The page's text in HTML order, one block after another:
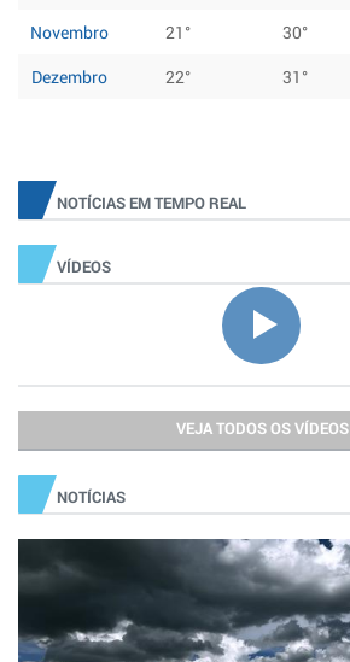
Novembro
21° 30°
Dezembro
22° 31°
NOTÍCIAS EM TEMPO REAL
VÍDEOS
VEJA TODOS OS VÍDEOS
NOTÍCIAS